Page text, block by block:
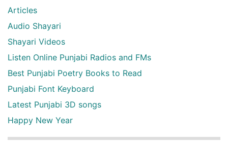
Articles
Audio Shayari
Shayari Videos
Listen Online Punjabi Radios and FMs
Best Punjabi Poetry Books to Read
Punjabi Font Keyboard
Latest Punjabi 3D songs
Happy New Year